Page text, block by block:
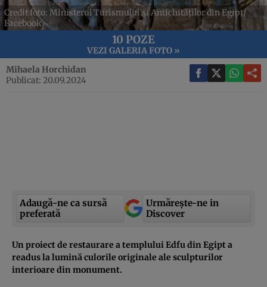
Credit foto: Ministerul Turismului și Antichităților din Egipt/
Facebook
10 POZE
VEZI GALERIA FOTO »
Mihaela Horchidan
Publicat: 20.09.2024
Adaugă-ne ca sursă
preferată
Urmărește-ne in
Discover
Un proiect de restaurare a templului Edfu din Egipt a
readus la lumină culorile originale ale sculpturilor
interioare din monument.